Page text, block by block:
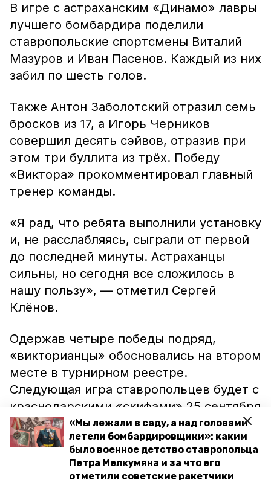
«Мы лежали в саду, а над головами
летели бомбардировщики»: каким
было военное детство ставропольца
Петра Мелкумяна и за что его
отметили советские ракетчики
В игре с астраханским «Динамо» лавры
лучшего бомбардира поделили
ставропольские спортсмены Виталий
Мазуров и Иван Пасенов. Каждый из них
забил по шесть голов.
Также Антон Заболотский отразил семь
бросков из 17, а Игорь Черников
совершил десять сэйвов, отразив при
этом три буллита из трёх. Победу
«Виктора» прокомментировал главный
тренер команды.
«Я рад, что ребята выполнили установку
и, не расслабляясь, сыграли от первой
до последней минуты. Астраханцы
сильны, но сегодня все сложилось в
нашу пользу», — отметил Сергей
Клёнов.
Одержав четыре победы подряд,
«викторианцы» обосновались на втором
месте в турнирном реестре.
Следующая игра ставропольцев будет с
краснодарскими «скифами» 25 сентября
в Будённовске.
Ранее сообщалось, что ставропольские
гандболистысталиобладателями